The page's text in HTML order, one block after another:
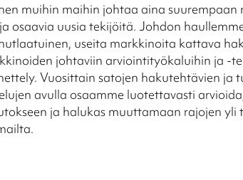
muihin maihin johtaa aina suurempaan
osaavia uusia tekijöitä. Johdon
useita markkinoita kattava
johtaviin arviointityökaluihin ja -
Vuosittain satojen hakutehtävien ja
avulla osaamme luotettavasti
ja halukas muuttamaan rajojen yli